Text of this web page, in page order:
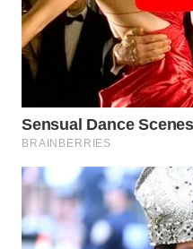
WAHANA
LISTRIK
WAHANA
TRAVEL
WAHANA
TV
WAHANANEWS